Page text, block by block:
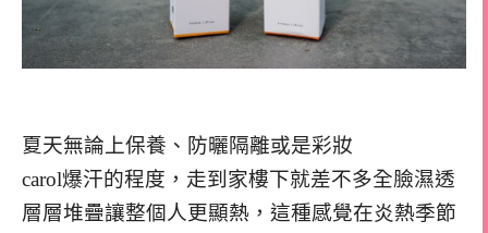
夏天無論上保養、防曬隔離或是彩妝
carol爆汗的程度，走到家樓下就差不多全臉濕透
層層堆疊讓整個人更顯熱，這種感覺在炎熱季節